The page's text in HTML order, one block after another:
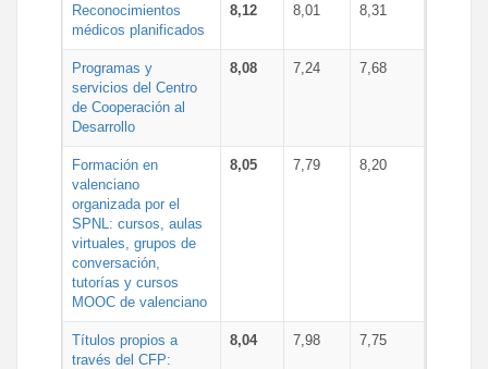
Reconocimientos
médicos planificados
8,12 8,01 8,31
Programas y
servicios del Centro
de Cooperación al
Desarrollo
8,08 7,24 7,68
Formación en
valenciano
organizada por el
SPNL: cursos, aulas
virtuales, grupos de
conversación,
tutorías y cursos
MOOC de valenciano
8,05 7,79 8,20
Títulos propios a
través del CFP:
8,04 7,98 7,75